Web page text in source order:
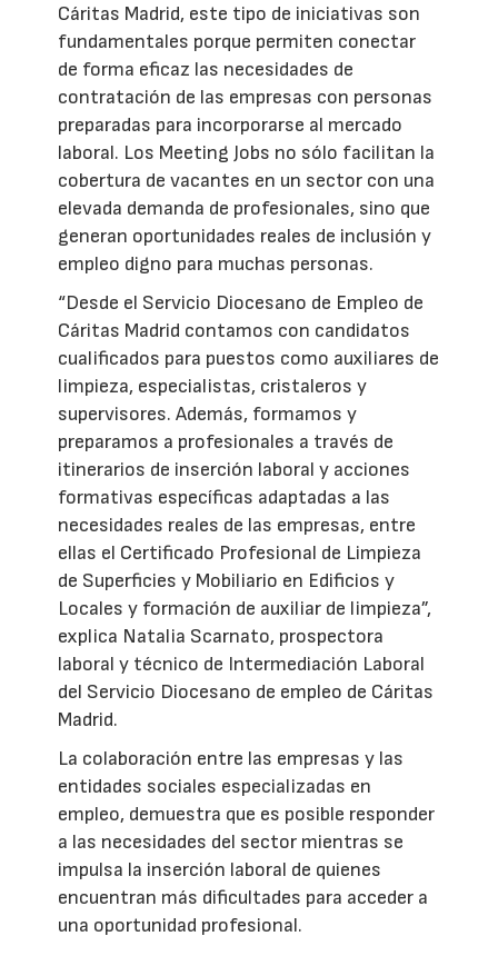
Cáritas Madrid, este tipo de iniciativas son
fundamentales porque permiten conectar
de forma eficaz las necesidades de
contratación de las empresas con personas
preparadas para incorporarse al mercado
laboral. Los Meeting Jobs no sólo facilitan la
cobertura de vacantes en un sector con una
elevada demanda de profesionales, sino que
generan oportunidades reales de inclusión y
empleo digno para muchas personas.
“Desde el Servicio Diocesano de Empleo de
Cáritas Madrid contamos con candidatos
cualificados para puestos como auxiliares de
limpieza, especialistas, cristaleros y
supervisores. Además, formamos y
preparamos a profesionales a través de
itinerarios de inserción laboral y acciones
formativas específicas adaptadas a las
necesidades reales de las empresas, entre
ellas el Certificado Profesional de Limpieza
de Superficies y Mobiliario en Edificios y
Locales y formación de auxiliar de limpieza”,
explica Natalia Scarnato, prospectora
laboral y técnico de Intermediación Laboral
del Servicio Diocesano de empleo de Cáritas
Madrid.
La colaboración entre las empresas y las
entidades sociales especializadas en
empleo, demuestra que es posible responder
a las necesidades del sector mientras se
impulsa la inserción laboral de quienes
encuentran más dificultades para acceder a
una oportunidad profesional.